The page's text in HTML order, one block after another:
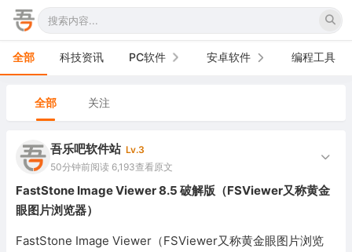
全部 科技资讯 PC软件
办公软件
图形图像
游戏娱乐
安卓软件
手机软件
车机软件
编程工具
全部 关注
吾乐吧软件站 Lv.3
50分钟前阅读 6,193查看原文
FastStone Image Viewer 8.5 破解版（FSViewer又称黄金
眼图片浏览器）
FastStone Image Viewer（FSViewer又称黄金眼图片浏览